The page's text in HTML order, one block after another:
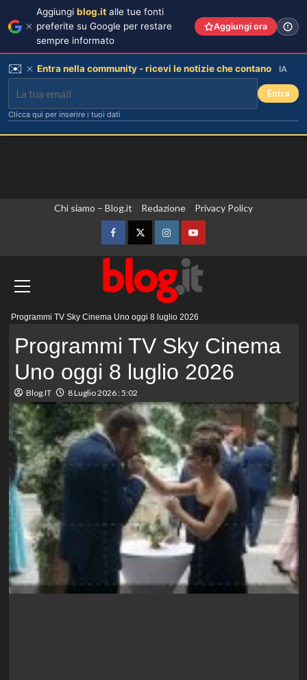
Chi siamo – Blog.it Redazione Privacy Policy
FacebookTwitterInstagramYouTube
Programmi TV Sky Cinema Uno oggi 8 luglio 2026
Programmi TV Sky Cinema
Uno oggi 8 luglio 2026
Blog.IT 8 Luglio 2026 : 5:02
Aggiungi blog.it alle tue fonti
preferite su Google per restare
sempre informato
Aggiungi ora
✉️ Entra nella community - ricevi le notizie che contano IA
Entra
Clicca qui per inserire i tuoi dati